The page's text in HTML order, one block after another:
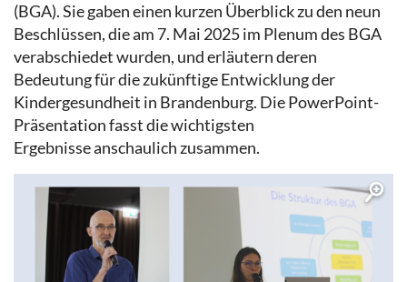
(BGA). Sie gaben einen kurzen Überblick zu den neun
Beschlüssen, die am 7. Mai 2025 im Plenum des BGA
verabschiedet wurden, und erläutern deren
Bedeutung für die zukünftige Entwicklung der
Kindergesundheit in Brandenburg. Die PowerPoint-
Präsentation fasst die wichtigsten
Ergebnisse anschaulich zusammen.